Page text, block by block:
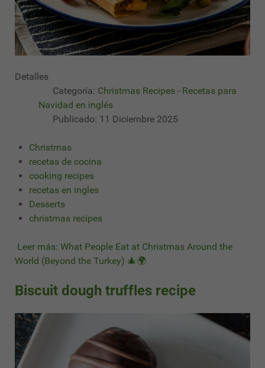
Detalles
Categoría: Christmas Recipes - Recetas para
Navidad en inglés
Publicado: 11 Diciembre 2025
Christmas
recetas de cocina
cooking recipes
recetas en ingles
Desserts
christmas recipes
Leer más: What People Eat at Christmas Around the
World (Beyond the Turkey) 🎄🌍
Biscuit dough truffles recipe